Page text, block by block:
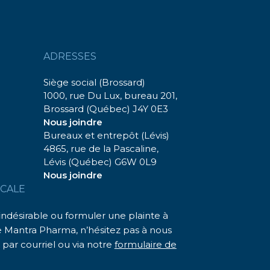
ADRESSES
Siège social (Brossard)
1000, rue Du Lux, bureau 201,
Brossard (Québec) J4Y 0E3
Nous joindre
Bureaux et entrepôt (Lévis)
4865, rue de la Pascaline,
Lévis (Québec) G6W 0L9
Nous joindre
ou formuler une plainte à
Mantra Pharma, n’hésitez pas à nous
courriel ou via notre formulaire de